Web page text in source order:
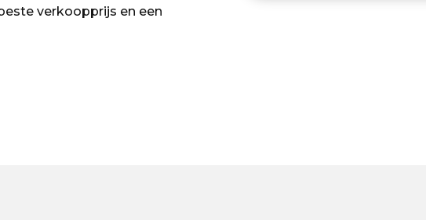
verkoopprijs en een